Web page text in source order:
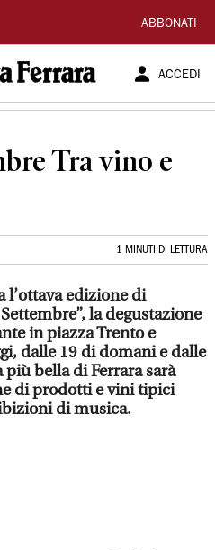
ABBONATI
ACCEDI
Tra vino e
1 MINUTI DI LETTURA
l’ottava edizione di
la degustazione
in piazza Trento e
dalle 19 di domani e dalle
bella di Ferrara sarà
di prodotti e vini tipici
di musica.